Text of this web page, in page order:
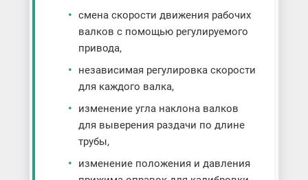
смена скорости движения рабочих
валков с помощью регулируемого
привода,
независимая регулировка скорости
для каждого валка,
изменение угла наклона валков
для выверения раздачи по длине
трубы,
изменение положения и давления